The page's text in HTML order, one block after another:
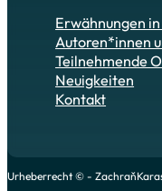
Erwähnungen
Autoren*innen
Teilnehmende
Neuigkeiten
Kontakt
Urheberrecht © -